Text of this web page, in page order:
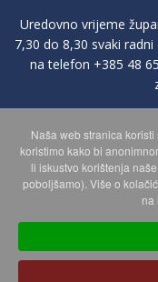
Uredovno vrijeme
7,30 do 8,30 svaki
na telefon +385 48
POLITIKA ZAŠTITE
Copyright © 2026
Naša web stranica
koristimo kako bi
li iskustvo korištenja
poboljšamo). Više o
na